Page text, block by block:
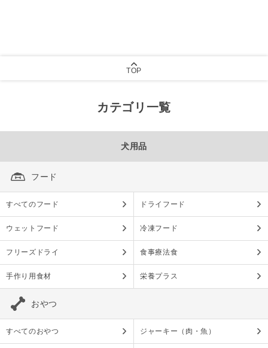
TOP
カテゴリ一覧
犬用品
フード
すべてのフード ドライフード
ウェットフード 冷凍フード
フリーズドライ 食事療法食
手作り用食材 栄養プラス
おやつ
すべてのおやつ ジャーキー（肉・魚）